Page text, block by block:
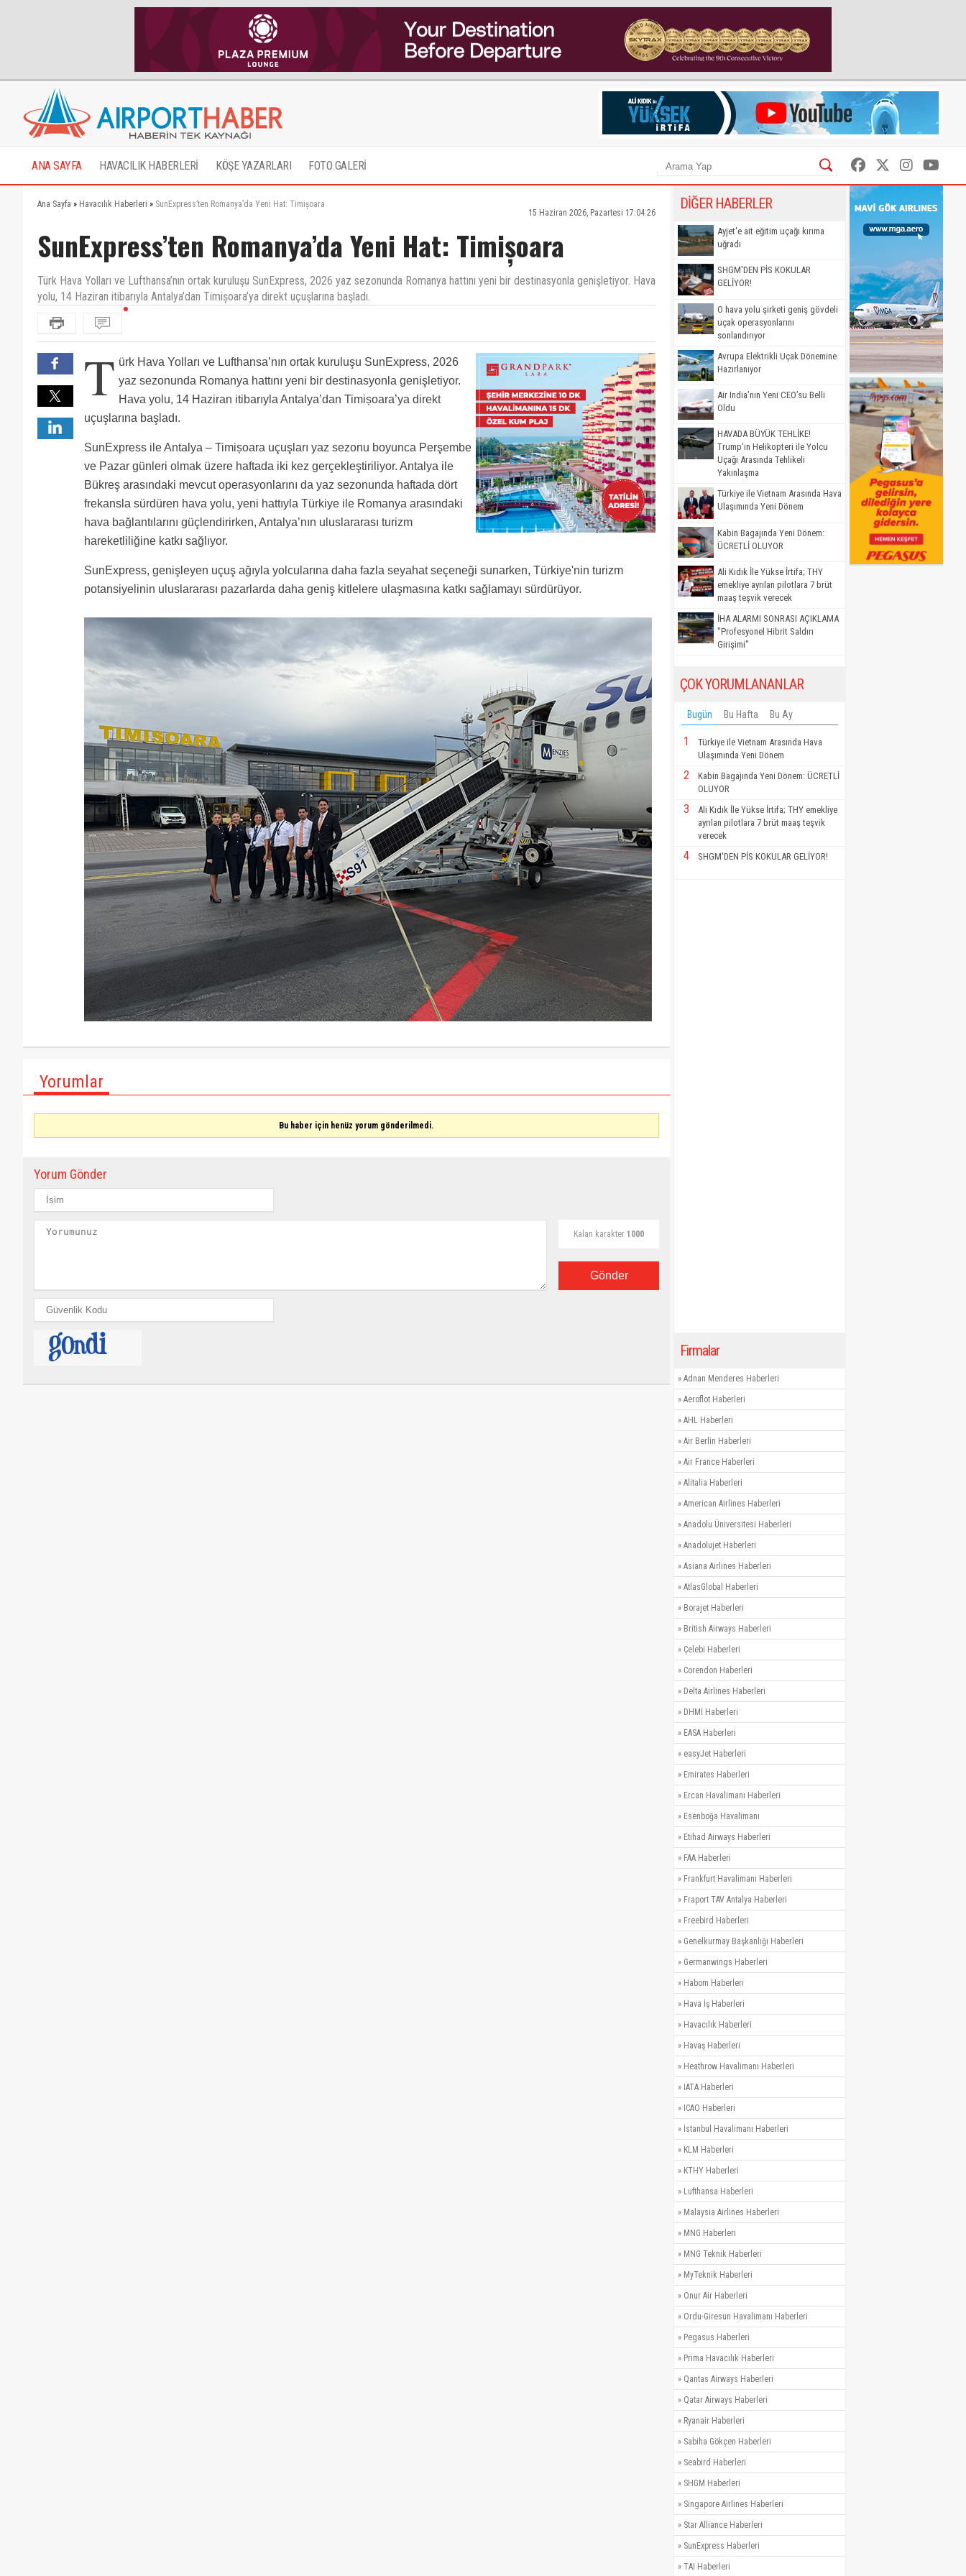
ANA SAYFA HAVACILIK HABERLERİ KÖŞE YAZARLARI FOTO GALERİ
Ana Sayfa » Havacılık Haberleri » SunExpress’ten Romanya’da Yeni Hat: Timișoara
15 Haziran 2026, Pazartesi 17:04:26
SunExpress’ten Romanya’da Yeni Hat: Timișoara
Türk Hava Yolları ve Lufthansa’nın ortak kuruluşu SunExpress, 2026 yaz sezonunda Romanya hattını yeni bir destinasyonla genişletiyor. Hava
yolu, 14 Haziran itibarıyla Antalya’dan Timișoara’ya direkt uçuşlarına başladı.
T ürk Hava Yolları ve Lufthansa’nın ortak kuruluşu SunExpress, 2026
yaz sezonunda Romanya hattını yeni bir destinasyonla genişletiyor.
Hava yolu, 14 Haziran itibarıyla Antalya’dan Timișoara’ya direkt
uçuşlarına başladı.
SunExpress ile Antalya – Timișoara uçuşları yaz sezonu boyunca Perşembe
ve Pazar günleri olmak üzere haftada iki kez gerçekleştiriliyor. Antalya ile
Bükreş arasındaki mevcut operasyonlarını da yaz sezonunda haftada dört
frekansla sürdüren hava yolu, yeni hattıyla Türkiye ile Romanya arasındaki
hava bağlantılarını güçlendirirken, Antalya’nın uluslararası turizm
hareketliliğine katkı sağlıyor.
SunExpress, genişleyen uçuş ağıyla yolcularına daha fazla seyahat seçeneği sunarken, Türkiye'nin turizm
potansiyelinin uluslararası pazarlarda daha geniş kitlelere ulaşmasına katkı sağlamayı sürdürüyor.
Yorumlar
Bu haber için henüz yorum gönderilmedi.
Yorum Gönder
Kalan karakter 1000
Gönder
DİĞER HABERLER
Ayjet'e ait eğitim uçağı kırıma
uğradı
SHGM'DEN PİS KOKULAR
GELİYOR!
O hava yolu şirketi geniş gövdeli
uçak operasyonlarını
sonlandırıyor
Avrupa Elektrikli Uçak Dönemine
Hazırlanıyor
Air India’nın Yeni CEO’su Belli
Oldu
HAVADA BÜYÜK TEHLİKE!
Trump'ın Helikopteri ile Yolcu
Uçağı Arasında Tehlikeli
Yakınlaşma
Türkiye ile Vietnam Arasında Hava
Ulaşımında Yeni Dönem
Kabin Bagajında Yeni Dönem:
ÜCRETLİ OLUYOR
Ali Kıdık İle Yükse İrtifa; THY
emekliye ayrılan pilotlara 7 brüt
maaş teşvik verecek
İHA ALARMI SONRASI AÇIKLAMA
"Profesyonel Hibrit Saldırı
Girişimi"
ÇOK YORUMLANANLAR
Bugün Bu Hafta Bu Ay
1
Türkiye ile Vietnam Arasında Hava
Ulaşımında Yeni Dönem
2
Kabin Bagajında Yeni Dönem: ÜCRETLİ
OLUYOR
3
Ali Kıdık İle Yükse İrtifa; THY emekliye
ayrılan pilotlara 7 brüt maaş teşvik
verecek
4 SHGM'DEN PİS KOKULAR GELİYOR!
Firmalar
» Adnan Menderes Haberleri
» Aeroflot Haberleri
» AHL Haberleri
» Air Berlin Haberleri
» Air France Haberleri
» Alitalia Haberleri
» American Airlines Haberleri
» Anadolu Üniversitesi Haberleri
» Anadolujet Haberleri
» Asiana Airlines Haberleri
» AtlasGlobal Haberleri
» Borajet Haberleri
» British Airways Haberleri
» Çelebi Haberleri
» Corendon Haberleri
» Delta Airlines Haberleri
» DHMİ Haberleri
» EASA Haberleri
» easyJet Haberleri
» Emirates Haberleri
» Ercan Havalimanı Haberleri
» Esenboğa Havalimanı
» Etihad Airways Haberleri
» FAA Haberleri
» Frankfurt Havalimanı Haberleri
» Fraport TAV Antalya Haberleri
» Freebird Haberleri
» Genelkurmay Başkanlığı Haberleri
» Germanwings Haberleri
» Habom Haberleri
» Hava İş Haberleri
» Havacılık Haberleri
» Havaş Haberleri
» Heathrow Havalimanı Haberleri
» IATA Haberleri
» ICAO Haberleri
» İstanbul Havalimanı Haberleri
» KLM Haberleri
» KTHY Haberleri
» Lufthansa Haberleri
» Malaysia Airlines Haberleri
» MNG Haberleri
» MNG Teknik Haberleri
» MyTeknik Haberleri
» Onur Air Haberleri
» Ordu-Giresun Havalimanı Haberleri
» Pegasus Haberleri
» Prima Havacılık Haberleri
» Qantas Airways Haberleri
» Qatar Airways Haberleri
» Ryanair Haberleri
» Sabiha Gökçen Haberleri
» Seabird Haberleri
» SHGM Haberleri
» Singapore Airlines Haberleri
» Star Alliance Haberleri
» SunExpress Haberleri
» TAI Haberleri